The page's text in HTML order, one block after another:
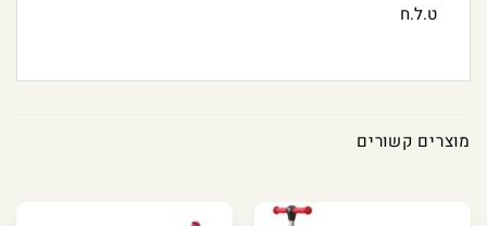
ט.ל.ח
מוצרים קשורים